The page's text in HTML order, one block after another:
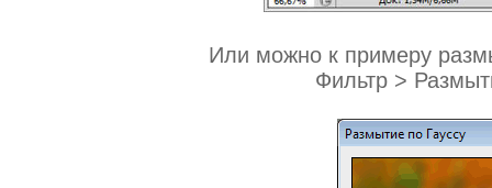
Или можно к примеру
Фильтр >